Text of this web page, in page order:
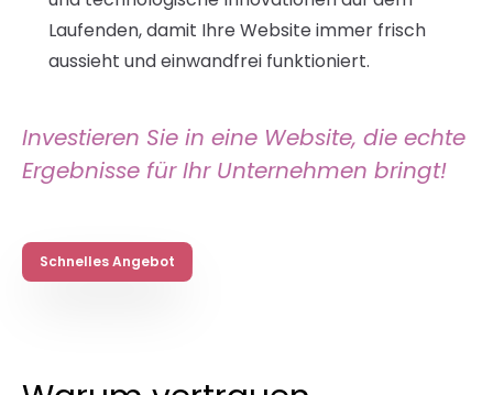
Laufenden, damit Ihre Website immer frisch
aussieht und einwandfrei funktioniert.
Investieren Sie in eine Website, die echte
Ergebnisse für Ihr Unternehmen bringt!
Schnelles Angebot